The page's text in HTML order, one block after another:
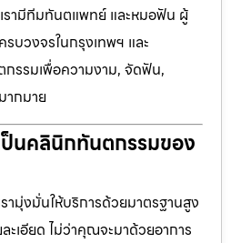
รามีทีมทันตแพทย์ และหมอฟัน ผู้
บวงจรในกรุงเทพฯ และ
รรมเพื่อความงาม, จัดฟัน,
ากมาย
ป็นคลินิกทันตกรรมของ
ามุ่งมั่นให้บริการด้วยมาตรฐานสูง
ละเอียด ไม่ว่าคุณจะมาด้วยอาการ